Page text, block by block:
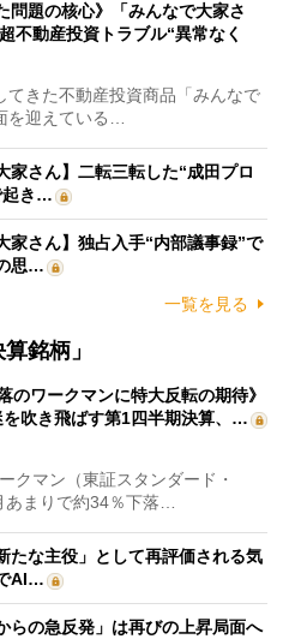
問題の核心》「みんなで大家さ
不動産投資トラブル“異常なく
きた不動産投資商品「みんなで
を迎えている…
家さん】二転三転した“成田プロ
起き…
家さん】独占入手“内部議事録”で
思…
一覧を見る
銘柄」
のワークマンに特大反転の期待》
を吹き飛ばす第1四半期決算、…
マン（東証スタンダード・
あまりで約34％下落…
たな主役」として再評価される気
AI…
らの急反発」は再びの上昇局面へ